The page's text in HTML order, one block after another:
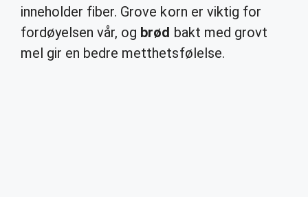
inneholder fiber. Grove korn er viktig for
fordøyelsen vår, og brød bakt med grovt
mel gir en bedre metthetsfølelse.